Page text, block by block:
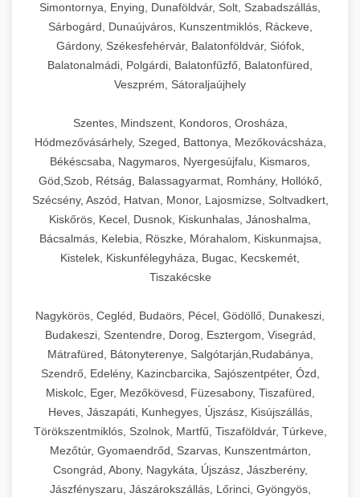
Simontornya, Enying, Dunaföldvár, Solt, Szabadszállás,
Sárbogárd, Dunaújváros, Kunszentmiklós, Ráckeve,
Gárdony, Székesfehérvár, Balatonföldvár, Siófok,
Balatonalmádi, Polgárdi, Balatonfűzfő, Balatonfüred,
Veszprém, Sátoraljaújhely
Szentes, Mindszent, Kondoros, Orosháza,
Hódmezővásárhely, Szeged, Battonya, Mezőkovácsháza,
Békéscsaba, Nagymaros, Nyergesújfalu, Kismaros,
Göd,Szob, Rétság, Balassagyarmat, Romhány, Hollókő,
Szécsény, Aszód, Hatvan, Monor, Lajosmizse, Soltvadkert,
Kiskőrös, Kecel, Dusnok, Kiskunhalas, Jánoshalma,
Bácsalmás, Kelebia, Röszke, Mórahalom, Kiskunmajsa,
Kistelek, Kiskunfélegyháza, Bugac, Kecskemét,
Tiszakécske
Nagykörös, Cegléd, Budaörs, Pécel, Gödöllő, Dunakeszi,
Budakeszi, Szentendre, Dorog, Esztergom, Visegrád,
Mátrafüred, Bátonyterenye, Salgótarján,Rudabánya,
Szendrő, Edelény, Kazincbarcika, Sajószentpéter, Ózd,
Miskolc, Eger, Mezőkövesd, Füzesabony, Tiszafüred,
Heves, Jászapáti, Kunhegyes, Újszász, Kisújszállás,
Törökszentmiklós, Szolnok, Martfű, Tiszaföldvár, Túrkeve,
Mezőtúr, Gyomaendrőd, Szarvas, Kunszentmárton,
Csongrád, Abony, Nagykáta, Újszász, Jászberény,
Jászfényszaru, Jászárokszállás, Lőrinci, Gyöngyös,